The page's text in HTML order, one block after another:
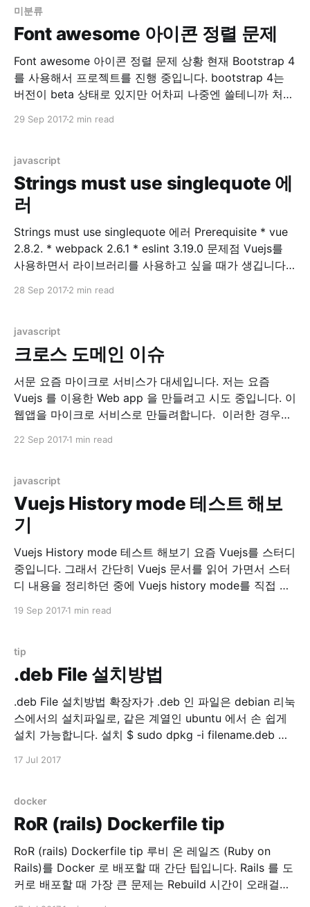
미분류
Font awesome 아이콘 정렬 문제
Font awesome 아이콘 정렬 문제 상황 현재 Bootstrap 4
를 사용해서 프로젝트를 진행 중입니다. bootstrap 4는
버전이 beta 상태로 있지만 어차피 나중엔 쓸테니까 처음
입니다. Bootstrap 4 에는 기존에 있던 Glyphicons 가 사
서 기존 Glyphicons
29 Sep 20172 min read
javascript
Strings must use singlequote 에
러
Strings must use singlequote 에러 Prerequisite * vue
2.8.2. * webpack 2.6.1 * eslint 3.19.0 문제점 Vuejs를
사용하면서 라이브러리를 사용하고 싶을 때가 생깁니다.
GitHub - vuejs/awesome-vue: A curated list of
28 Sep 20172 min read
javascript
크로스 도메인 이슈
서문 요즘 마이크로 서비스가 대세입니다. 저는 요즘
Vuejs 를 이용한 Web app 을 만들려고 시도 중입니다. 이
웹앱을 마이크로 서비스로 만들려합니다. 이러한 경우에
Origin Resource Sharing) 이슈입니다. 환경 현재 시스템
localhost:8082에 떠있는 Web
22 Sep 20171 min read
javascript
Vuejs History mode 테스트 해보
기
Vuejs History mode 테스트 해보기 요즘 Vuejs를 스터디
중입니다. 그래서 간단히 Vuejs 문서를 읽어 가면서 스터
디 내용을 정리하던 중에 Vuejs history mode를 직접 테
는 필수라고 생각 되었거든요. HTML5 History 모드 ·
해보기 위해서는 서버 설정이 필요한데, 간단한 기본
19 Sep 20171 min read
tip
.deb File 설치방법
.deb File 설치방법 확장자가 .deb 인 파일은 debian 리눅
스에서의 설치파일로, 같은 계열인 ubuntu 에서 손 쉽게
설치 가능합니다. 설치 $ sudo dpkg -i filename.deb 제
17 Jul 2017
docker
RoR (rails) Dockerfile tip
RoR (rails) Dockerfile tip 루비 온 레일즈 (Ruby on
Rails)를 Docker 로 배포할 때 간단 팁입니다. Rails 를 도
커로 배포할 때 가장 큰 문제는 Rebuild 시간이 오래걸린